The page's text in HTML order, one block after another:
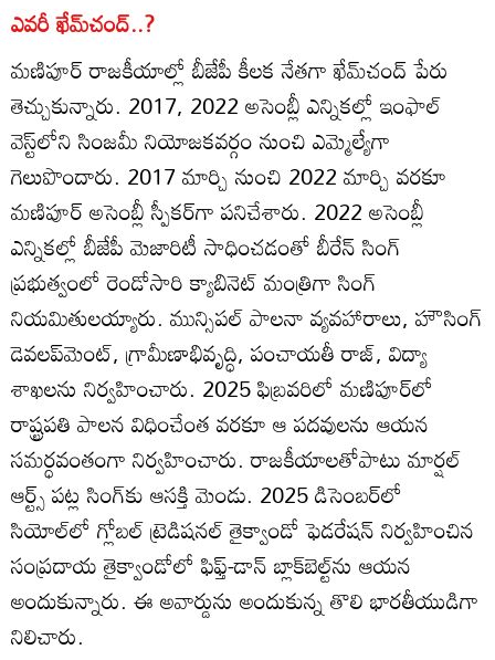
ఎవరీ ఖేమ్‌చంద్..?
మణిపూర్ రాజకీయాల్లో బీజేపీ కీలక నేతగా ఖేమ్‌చంద్ పేరు
తెచ్చుకున్నారు. 2017, 2022 అసెంబ్లీ ఎన్నికల్లో ఇంఫాల్
వెస్ట్‌లోని సింజమీ నియోజకవర్గం నుంచి ఎమ్మెల్యేగా
గెలుపొందారు. 2017 మార్చి నుంచి 2022 మార్చి వరకూ
మణిపూర్ అసెంబ్లీ స్పీకర్‌గా పనిచేశారు. 2022 అసెంబ్లీ
ఎన్నికల్లో బీజేపీ మెజారిటీ సాధించడంతో బీరేన్ సింగ్
ప్రభుత్వంలో రెండోసారి క్యాబినెట్ మంత్రిగా సింగ్
నియమితులయ్యారు. మున్సిపల్ పాలనా వ్యవహారాలు, హౌసింగ్
డెవలప్‌మెంట్, గ్రామీణాభివృద్ధి, పంచాయతీ రాజ్, విద్యా
శాఖలను నిర్వహించారు. 2025 ఫిబ్రవరిలో మణిపూర్‌లో
రాష్ట్రపతి పాలన విధించేంత వరకూ ఆ పదవులను ఆయన
సమర్ధవంతంగా నిర్వహించారు. రాజకీయాలతోపాటు మార్షల్
ఆర్ట్స్ పట్ల సింగ్‌కు ఆసక్తి మెండు. 2025 డిసెంబర్‌లో
సియోల్‌లో గ్లోబల్ ట్రెడిషనల్ తైక్వాండో ఫెడరేషన్ నిర్వహించిన
సంప్రదాయ తైక్వాండోలో ఫిఫ్త్-డాన్ బ్లాక్‌బెల్ట్‌ను ఆయన
అందుకున్నారు. ఈ అవార్డును అందుకున్న తొలి భారతీయుడిగా
నిలిచారు.